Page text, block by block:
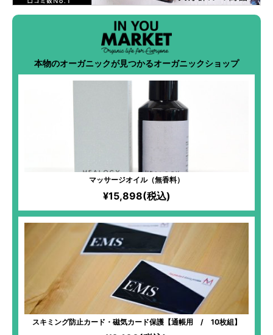
本物のオーガニックが見つかるオーガニックショップ
マッサージオイル（無香料）
¥15,898(税込)
スキミング防止カード・磁気カード保護【通帳用 / 10枚組】